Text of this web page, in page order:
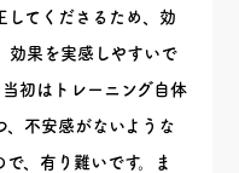
してくださるため、効
効果を実感しやすいで
初はトレーニング自体
、不安感がないような
、有り難いです。ま